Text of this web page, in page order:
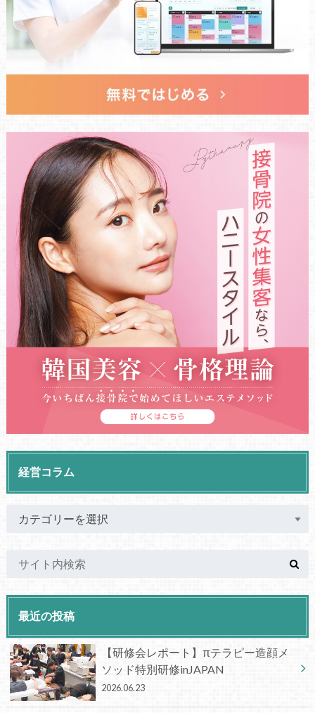
経営コラム
最近の投稿
【研修会レポート】πテラピー造顔メ
ソッド特別研修inJAPAN
2026.06.23